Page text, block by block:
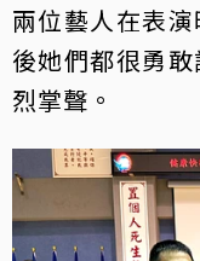
兩位藝人在表
後她們都很勇
烈掌聲。